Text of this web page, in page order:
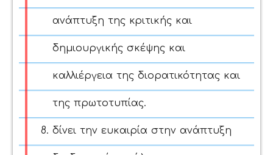
ανάπτυξη της κριτικής και
δημιουργικής σκέψης και
καλλιέργεια της διορατικότητας και
της πρωτοτυπίας.
δίνει την ευκαιρία στην ανάπτυξη